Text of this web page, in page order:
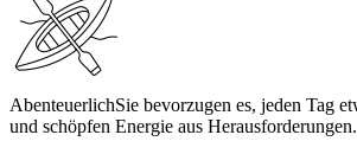
AbenteuerlichSie bevorzugen es, jeden Tag
und schöpfen Energie aus Herausforderungen.